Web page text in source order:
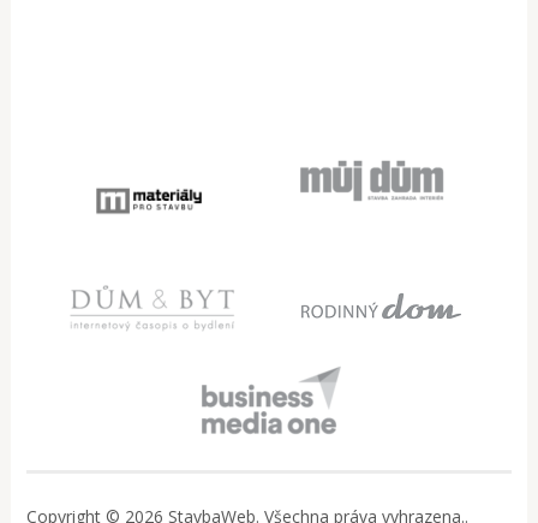
Copyright © 2026 StavbaWeb. Všechna práva vyhrazena..